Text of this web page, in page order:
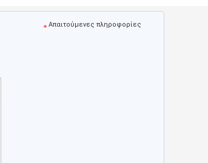
Απαιτούμενες πληροφορίες